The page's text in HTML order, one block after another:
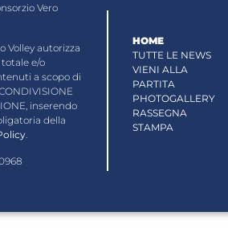
Vero
Volley autorizza
e/o
a scopo di
inserendo
della
.
HOME
TUTTE LE NEWS
VIENI ALLA
PARTITA
PHOTOGALLERY
RASSEGNA
STAMPA